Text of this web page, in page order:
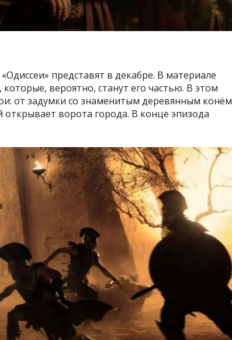
представят в декабре. В материале
вероятно, станут его частью. В этом
от задумки со знаменитым деревянным конём
ворота города. В конце эпизода